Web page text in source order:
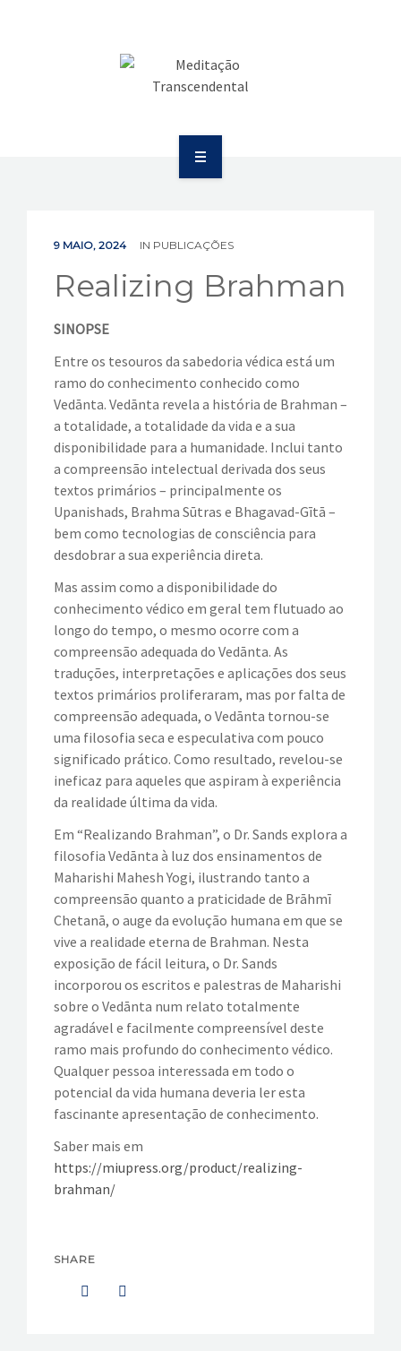
COMUNICAÇÃO
VÍDEOS
CONTATOS
PUBLICAÇÕES
BOLETIM
EVENTOS
VÍDEOS
CONTATOS
9 MAIO, 2024 IN PUBLICAÇÕES
Realizing Brahman
SINOPSE
Entre os tesouros da sabedoria védica está um
ramo do conhecimento conhecido como
Vedānta. Vedānta revela a história de Brahman –
a totalidade, a totalidade da vida e a sua
disponibilidade para a humanidade. Inclui tanto
a compreensão intelectual derivada dos seus
textos primários – principalmente os
Upanishads, Brahma Sūtras e Bhagavad-Gītā –
bem como tecnologias de consciência para
desdobrar a sua experiência direta.
Mas assim como a disponibilidade do
conhecimento védico em geral tem flutuado ao
longo do tempo, o mesmo ocorre com a
compreensão adequada do Vedānta. As
traduções, interpretações e aplicações dos seus
textos primários proliferaram, mas por falta de
compreensão adequada, o Vedānta tornou-se
uma filosofia seca e especulativa com pouco
significado prático. Como resultado, revelou-se
ineficaz para aqueles que aspiram à experiência
da realidade última da vida.
Em “Realizando Brahman”, o Dr. Sands explora a
filosofia Vedānta à luz dos ensinamentos de
Maharishi Mahesh Yogi, ilustrando tanto a
compreensão quanto a praticidade de Brāhmī
Chetanā, o auge da evolução humana em que se
vive a realidade eterna de Brahman. Nesta
exposição de fácil leitura, o Dr. Sands
incorporou os escritos e palestras de Maharishi
sobre o Vedānta num relato totalmente
agradável e facilmente compreensível deste
ramo mais profundo do conhecimento védico.
Qualquer pessoa interessada em todo o
potencial da vida humana deveria ler esta
fascinante apresentação de conhecimento.
Saber mais em
https://miupress.org/product/realizing-
brahman/
SHARE